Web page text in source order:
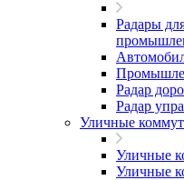
Радары
Радар
Радар
Уличные
Уличные
Уличные